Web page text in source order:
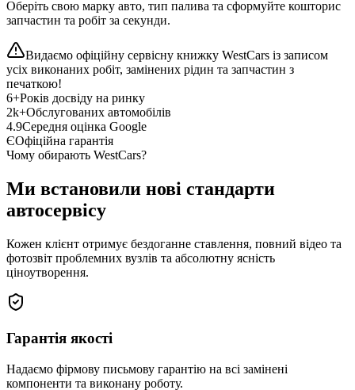
Оберіть свою марку авто, тип палива та сформуйте кошторис
запчастин та робіт за секунди.
Видаємо офіційну сервісну книжку WestCars із записом
усіх виконаних робіт, замінених рідин та запчастин з
печаткою!
6+Років досвіду на ринку
2k+Обслугованих автомобілів
4.9Середня оцінка Google
ЄОфіційна гарантія
Чому обирають WestCars?
Ми встановили нові стандарти
автосервісу
Кожен клієнт отримує бездоганне ставлення, повний відео та
фотозвіт проблемних вузлів та абсолютну ясність
ціноутворення.
Гарантія якості
Надаємо фірмову письмову гарантію на всі замінені
компоненти та виконану роботу.